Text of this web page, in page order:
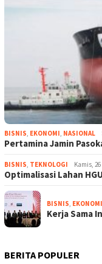
BISNIS, EKONOMI, NASIONAL
Pertamina Jamin
BISNIS, TEKNOLOGI Kamis,
Optimalisasi Lahan
BISNIS, EKONOMI
Kerja Sama
BERITA POPULER